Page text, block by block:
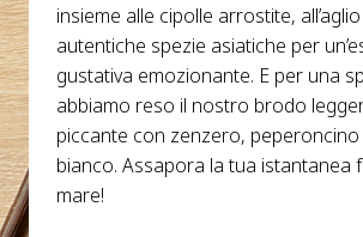
insieme alle cipolle arrostite,
autentiche spezie asiatiche per
gustativa emozionante. E per una
abbiamo reso il nostro brodo
piccante con zenzero, peperoncino
bianco. Assapora la tua istantanea
mare!